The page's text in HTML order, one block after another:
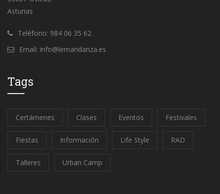
Asturias
Teléfono: 984 06 35 62
Email: info@lemaridanza.es
Tags
Certámenes Clases Eventos Festivales
Fiestas Información Life Style RAD
Talleres Urban Camp